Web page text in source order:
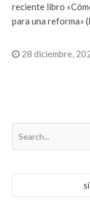
reciente libro
para una reforma»
28 diciembre,